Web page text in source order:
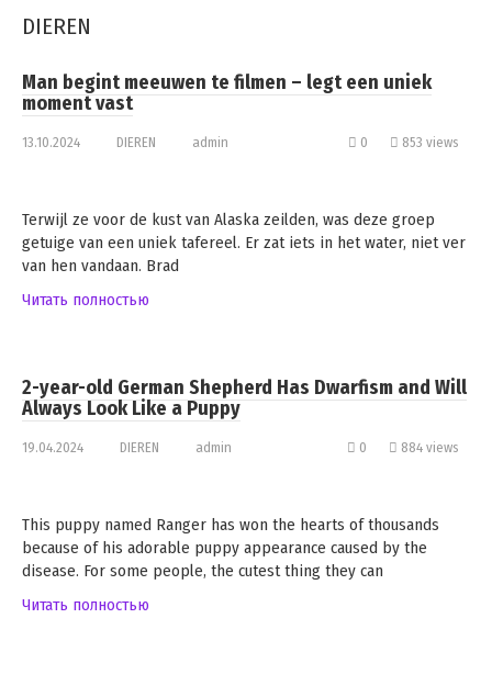
DIEREN
Man begint meeuwen te filmen – legt een uniek
moment vast
13.10.2024 DIEREN admin 0 853 views
Terwijl ze voor de kust van Alaska zeilden, was deze groep
getuige van een uniek tafereel. Er zat iets in het water, niet ver
van hen vandaan. Brad
Читать полностью
2-year-old German Shepherd Has Dwarfism and Will
Always Look Like a Puppy
19.04.2024 DIEREN admin 0 884 views
This puppy named Ranger has won the hearts of thousands
because of his adorable puppy appearance caused by the
disease. For some people, the cutest thing they can
Читать полностью